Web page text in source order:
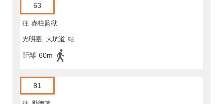
63
往 赤柱監獄
光明臺, 大坑道 站
距離 60m
81